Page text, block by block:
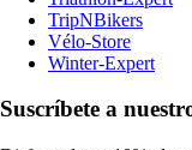
TripNBikers
Vélo-Store
Winter-Expert
Suscríbete a